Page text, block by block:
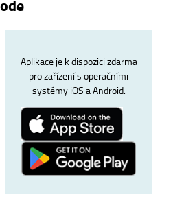
Aplikace je k dispozici zdarma
pro zařízení s operačními
systémy iOS a Android.